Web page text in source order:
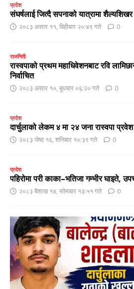
प्रदेश
संघर्षलाई जित्दै सपनाको यात्रामा
२०८३ असार ११, बिहीबार २०:४९ गते 0
राजनिती
रास्वपाको प्रथम महाधिवेशनबाट रवि
निर्वाचित
२०८३ असार १०, बुधबार ०६:२० गते 0
प्रदेश
दार्चुलाको लेकम ४ मा २४ जना रास्वपा प्रवेश
२०८३ जेष्ठ १६, शनिबार १०:३९ गते 0
प्रदेश
पहिरोमा परी काका–भतिजा गम्भीर घाइते,
२०८३ बैशाख १४, सोमबार १३:५१ गते 0